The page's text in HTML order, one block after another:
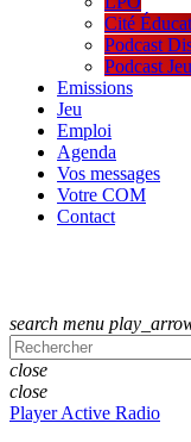
Cité
Podcast
Podcast
Emissions
Jeu
Emploi
Agenda
Vos messages
Votre COM
Contact
search menu
close
close
Player Active Radio